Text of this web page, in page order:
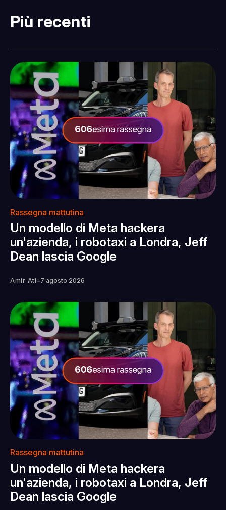
Più recenti
Rassegna mattutina
Un modello di Meta hackera
un'azienda, i robotaxi a Londra, Jeff
Dean lascia Google
Amir Ati -7 agosto 2026
Rassegna mattutina
Un modello di Meta hackera
un'azienda, i robotaxi a Londra, Jeff
Dean lascia Google